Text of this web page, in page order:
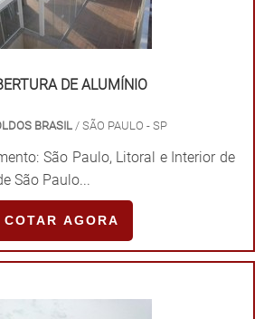
DE ALUMÍNIO
BRASIL / SÃO PAULO - SP
São Paulo, Litoral e Interior de
São Paulo...
COTAR AGORA